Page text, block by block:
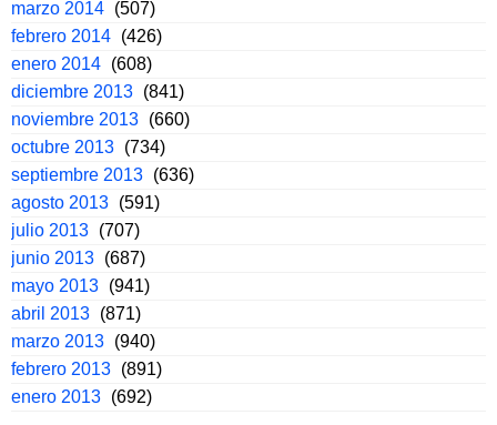
marzo 2014 (507)
febrero 2014 (426)
enero 2014 (608)
diciembre 2013 (841)
noviembre 2013 (660)
octubre 2013 (734)
septiembre 2013 (636)
agosto 2013 (591)
julio 2013 (707)
junio 2013 (687)
mayo 2013 (941)
abril 2013 (871)
marzo 2013 (940)
febrero 2013 (891)
enero 2013 (692)